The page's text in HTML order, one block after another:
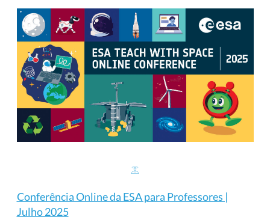
Conferência Online da ESA para Professores |
Julho 2025